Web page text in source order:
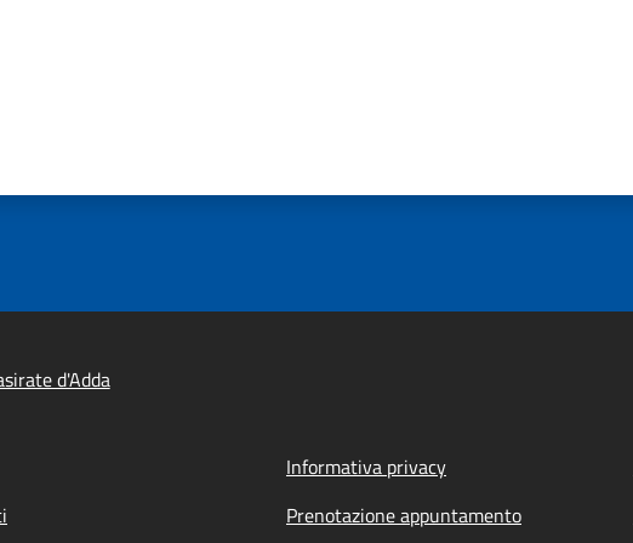
d'Adda
Informativa privacy
Prenotazione appuntamento